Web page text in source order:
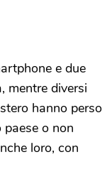
e due
mentre diversi
hanno perso
o non
loro, con